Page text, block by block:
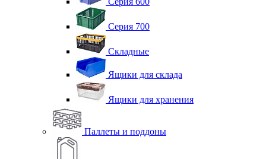
Серия 700
Складные
Ящики для склада
Ящики для хранения
Паллеты и поддоны